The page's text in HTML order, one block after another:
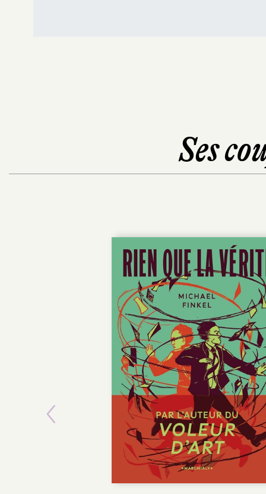
Ses
Previous